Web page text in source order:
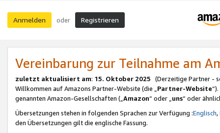
Anmelden oder Registrieren
Vereinbarung zur Teilnahme am
zuletzt aktualisiert am: 15. Oktober 2025 (Derzeitige Partner -
Willkommen auf Amazons Partner-Website (die „Partner-Website
genannten Amazon-Gesellschaften („Amazon“ oder „uns“ oder
Übersetzungen stehen in folgenden Sprachen zur Verfügung :Englisch,
den Übersetzungen gilt die englische Fassung.